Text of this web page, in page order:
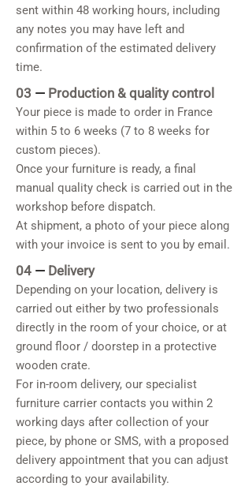
sent within 48 working hours, including
any notes you may have left and
confirmation of the estimated delivery
time.
03 — Production & quality control
Your piece is made to order in France
within 5 to 6 weeks (7 to 8 weeks for
custom pieces).
Once your furniture is ready, a final
manual quality check is carried out in the
workshop before dispatch.
At shipment, a photo of your piece along
with your invoice is sent to you by email.
04 — Delivery
Depending on your location, delivery is
carried out either by two professionals
directly in the room of your choice, or at
ground floor / doorstep in a protective
wooden crate.
For in-room delivery, our specialist
furniture carrier contacts you within 2
working days after collection of your
piece, by phone or SMS, with a proposed
delivery appointment that you can adjust
according to your availability.